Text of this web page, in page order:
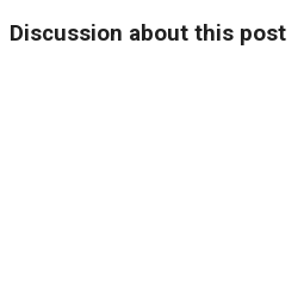
Discussion about this post